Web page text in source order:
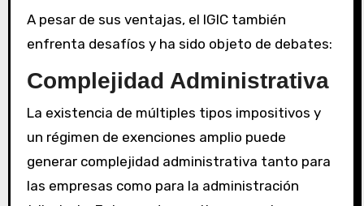
A pesar de sus ventajas, el IGIC también
enfrenta desafíos y ha sido objeto de debates:
Complejidad Administrativa
La existencia de múltiples tipos impositivos y
un régimen de exenciones amplio puede
generar complejidad administrativa tanto para
las empresas como para la administración